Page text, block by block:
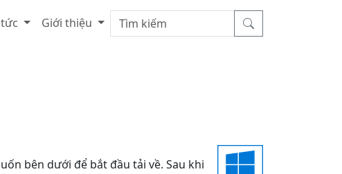
Giới thiệu
bên dưới để bắt đầu tải về. Sau khi